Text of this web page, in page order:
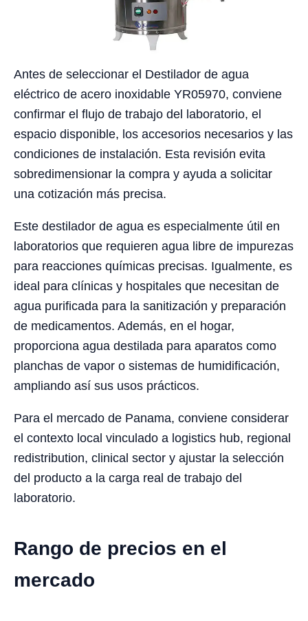
Antes de seleccionar el Destilador de agua
eléctrico de acero inoxidable YR05970, conviene
confirmar el flujo de trabajo del laboratorio, el
espacio disponible, los accesorios necesarios y las
condiciones de instalación. Esta revisión evita
sobredimensionar la compra y ayuda a solicitar
una cotización más precisa.
Este destilador de agua es especialmente útil en
laboratorios que requieren agua libre de impurezas
para reacciones químicas precisas. Igualmente, es
ideal para clínicas y hospitales que necesitan de
agua purificada para la sanitización y preparación
de medicamentos. Además, en el hogar,
proporciona agua destilada para aparatos como
planchas de vapor o sistemas de humidificación,
ampliando así sus usos prácticos.
Para el mercado de Panama, conviene considerar
el contexto local vinculado a logistics hub, regional
redistribution, clinical sector y ajustar la selección
del producto a la carga real de trabajo del
laboratorio.
Rango de precios en el
mercado